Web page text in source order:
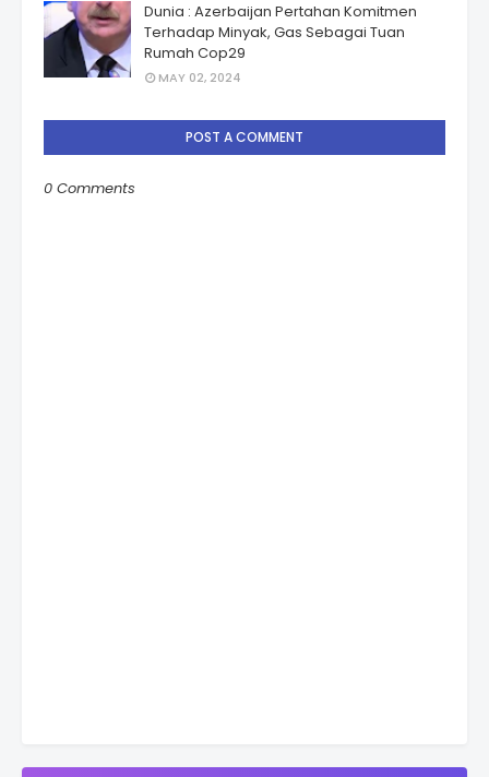
Dunia : Azerbaijan Pertahan Komitmen
Terhadap Minyak, Gas Sebagai Tuan
Rumah Cop29
MAY 02, 2024
POST A COMMENT
0 Comments